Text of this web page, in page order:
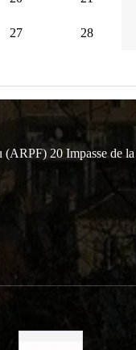
27 28
(ARPF) 20 Impasse de